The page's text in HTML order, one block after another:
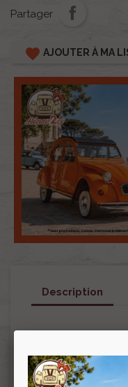
Partager
favorite AJOUTER À MA
Description
et autre